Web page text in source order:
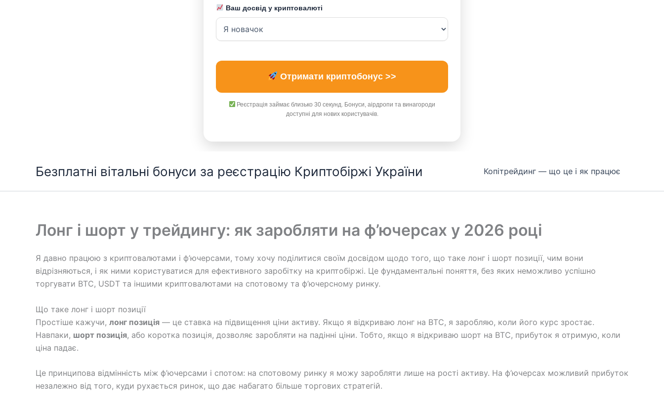
Ваш досвід у криптовалюті
Отримати криптобонус >>
Реєстрація займає близько 30 секунд. Бонуси, аірдропи та винагороди
доступні для нових користувачів.
Безплатні вітальні бонуси за реєстрацію Криптобіржі України Копітрейдинг — що це і як працює
Лонг і шорт у трейдингу: як заробляти на ф’ючерсах у 2026 році
Я давно працюю з криптовалютами і ф’ючерсами, тому хочу поділитися своїм досвідом щодо того, що таке лонг і шорт позиції, чим вони
відрізняються, і як ними користуватися для ефективного заробітку на криптобіржі. Це фундаментальні поняття, без яких неможливо успішно
торгувати BTC, USDT та іншими криптовалютами на спотовому та ф’ючерсному ринку.
Що таке лонг і шорт позиції
Простіше кажучи, лонг позиція — це ставка на підвищення ціни активу. Якщо я відкриваю лонг на BTC, я заробляю, коли його курс зростає.
Навпаки, шорт позиція, або коротка позиція, дозволяє заробляти на падінні ціни. Тобто, якщо я відкриваю шорт на BTC, прибуток я отримую, коли
ціна падає.
Це принципова відмінність між ф’ючерсами і спотом: на спотовому ринку я можу заробляти лише на рості активу. На ф’ючерсах можливий прибуток
незалежно від того, куди рухається ринок, що дає набагато більше торгових стратегій.